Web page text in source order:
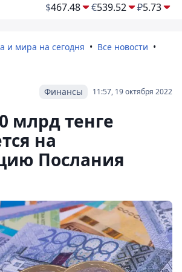
$467.48 €539.52 ₽5.73
и мира на сегодня
Все новости
11:57, 19 октября 2022
Финансы
млрд тенге
на
Послания